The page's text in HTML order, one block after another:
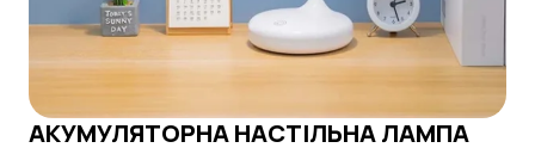
АКУМУЛЯТОРНА НАСТІЛЬНА ЛАМПА